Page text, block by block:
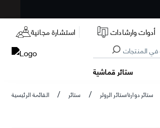
استشارة مجانية أدوات وارشادات
ستائر قماشية
القائمة الرئيسية / ستائر / ستائر دوارة/ستائر الرولر